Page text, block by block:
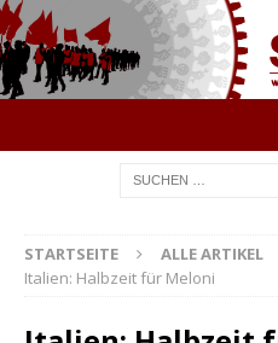
STARTSEITE ALLE ARTIKEL
Italien: Halbzeit für Meloni